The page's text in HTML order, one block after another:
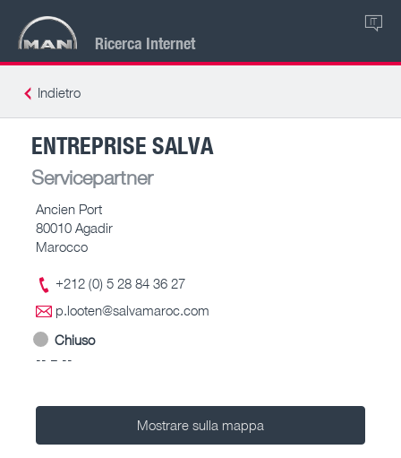
Ricerca Internet
IT
Indietro
ENTREPRISE SALVA
Servicepartner
Ancien Port
80010 Agadir
Marocco
+212 (0) 5 28 84 36 27
p.looten@salvamaroc.com
Chiuso
-- – --
Mostrare sulla mappa